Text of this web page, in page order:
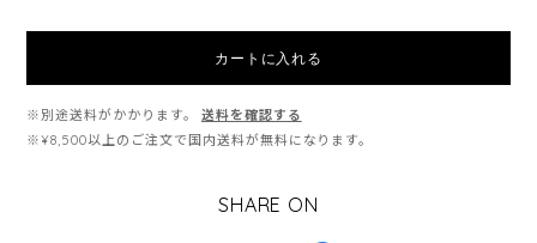
カートに入れる
※別途送料がかかります。
送料を確認する
※¥8,500以上のご注文で国内送料が無料になります。
SHARE ON